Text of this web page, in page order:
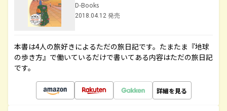
D-Books
2018.04.12 発売
本書は4人の旅好きによるただの旅日記です。たまたま『地球
の歩き方』で働いているだけで書いてある内容はただの旅日記
です。
詳細を見る